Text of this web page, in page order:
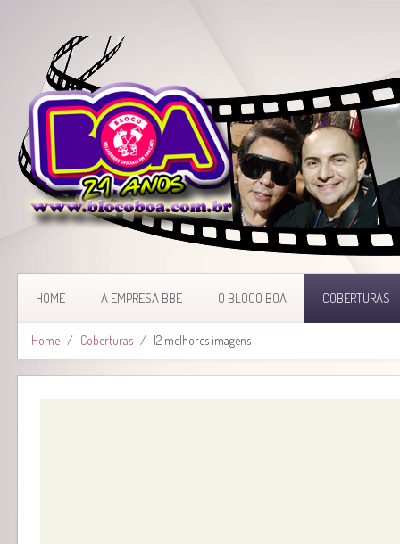
HOME A EMPRESA BBE O BLOCO BOA COBERTURAS
Home Coberturas 12 melhores imagens